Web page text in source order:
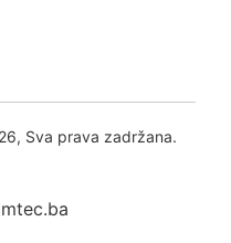
Sva prava zadržana.